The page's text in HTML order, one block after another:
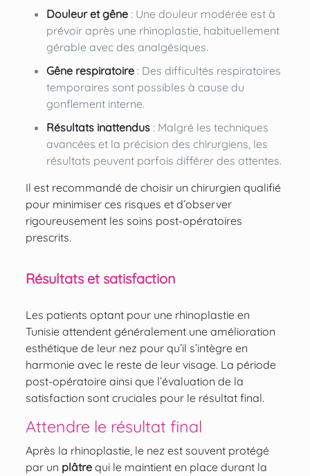
Douleur et gêne: Une douleur modérée est à
prévoir après une rhinoplastie, habituellement
gérable avec des analgésiques.
Gêne respiratoire: Des difficultés respiratoires
temporaires sont possibles à cause du
gonflement interne.
Résultats inattendus: Malgré les techniques
avancées et la précision des chirurgiens, les
résultats peuvent parfois différer des attentes.
Il est recommandé de choisir un chirurgien qualifié
pour minimiser ces risques et d’observer
rigoureusement les soins post-opératoires
prescrits.
Résultats et satisfaction
Les patients optant pour une rhinoplastie en
Tunisie attendent généralement une amélioration
esthétique de leur nez pour qu’il s’intègre en
harmonie avec le reste de leur visage. La période
post-opératoire ainsi que l’évaluation de la
satisfaction sont cruciales pour le résultat final.
Attendre le résultat final
Après la rhinoplastie, le nez est souvent protégé
par un plâtrequi le maintient en place durant la